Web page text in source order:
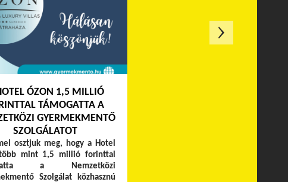
ÓZON 1,5 MILLIÓ
TÁMOGATTA A
GYERMEKMENTŐ
SZOLGÁLATOT
osztjuk meg, hogy a Hotel
mint 1,5 millió forinttal
a Nemzetközi
Szolgálat közhasznú